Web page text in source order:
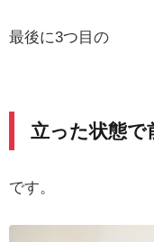
最後に3つ目の
立った状態で
です。